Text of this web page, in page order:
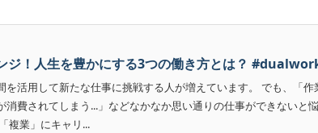
ジ！人生を豊かにする3つの働き方とは？
を活用して新たな仕事に挑戦する人が増えています。 でも、「作
費されてしまう...」などなかなか思い通りの仕事ができないと
複業」にキャリ...